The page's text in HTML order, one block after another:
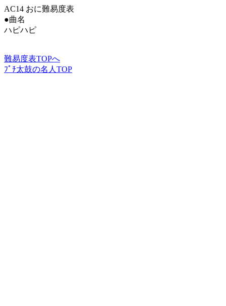
AC14 おに難易度表
●曲名
ハピハピ
難易度表TOPへ
ﾌﾟﾁ太鼓の名人TOP